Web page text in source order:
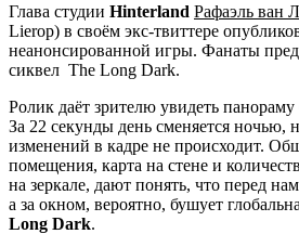
Глава студии Hinterland Рафаэль ван
Lierop) в своём экс-твиттере
неанонсированной игры. Фанаты
сиквел The Long Dark.
Ролик даёт зрителю увидеть
За 22 секунды день сменяется ночью,
изменений в кадре не происходит.
помещения, карта на стене и
на зеркале, дают понять, что перед
а за окном, вероятно, бушует
Long Dark.